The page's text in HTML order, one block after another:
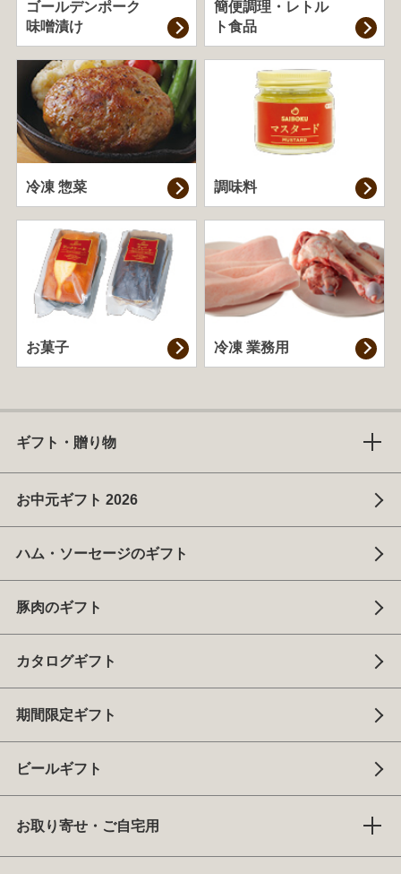
ゴールデンポーク
味噌漬け
簡便調理・ レトル
ト食品
冷凍 惣菜 調味料
お菓子 冷凍 業務用
ギフト・贈り物
お中元ギフト 2026
ハム・ソーセージのギフト
豚肉のギフト
カタログギフト
期間限定ギフト
ビールギフト
お取り寄せ・ご自宅用